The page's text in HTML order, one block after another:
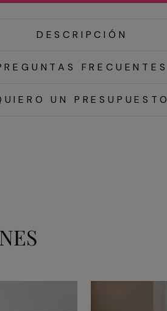
DESCRIPCIÓN
FRECUENTES
UN PRESUPUESTO